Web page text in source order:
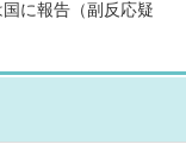
に報告（副反応疑